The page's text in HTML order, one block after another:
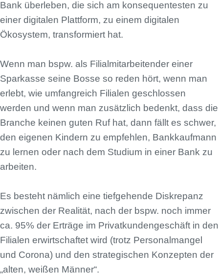
Bank überleben, die sich am konsequentesten zu
einer digitalen Plattform, zu einem digitalen
Ökosystem, transformiert hat.
Wenn man bspw. als Filialmitarbeitender einer
Sparkasse seine Bosse so reden hört, wenn man
erlebt, wie umfangreich Filialen geschlossen
werden und wenn man zusätzlich bedenkt, dass die
Branche keinen guten Ruf hat, dann fällt es schwer,
den eigenen Kindern zu empfehlen, Bankkaufmann
zu lernen oder nach dem Studium in einer Bank zu
arbeiten.
Es besteht nämlich eine tiefgehende Diskrepanz
zwischen der Realität, nach der bspw. noch immer
ca. 95% der Erträge im Privatkundengeschäft in den
Filialen erwirtschaftet wird (trotz Personalmangel
und Corona) und den strategischen Konzepten der
„alten, weißen Männer“.